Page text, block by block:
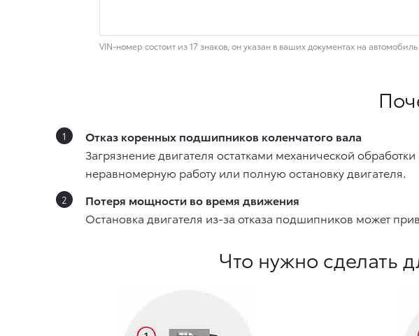
Отказ коренных подшипников коленчатого вала
Загрязнение двигателя остатками механической
неравномерную работу или полную остановку двигателя.
Потеря мощности во время движения
Остановка двигателя из-за отказа подшипников может
Что нужно сделать